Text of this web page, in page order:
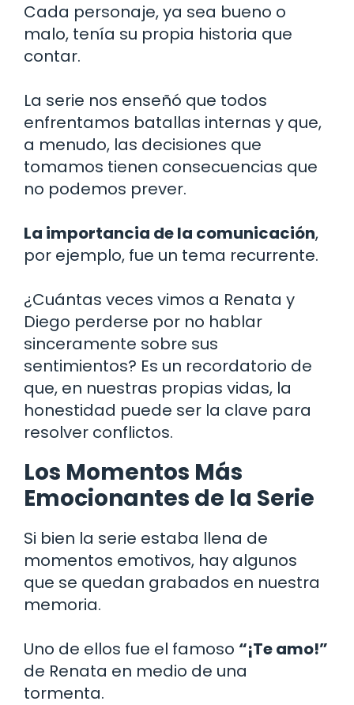
Cada personaje, ya sea bueno o
malo, tenía su propia historia que
contar.
La serie nos enseñó que todos
enfrentamos batallas internas y que,
a menudo, las decisiones que
tomamos tienen consecuencias que
no podemos prever.
La importancia de la comunicación,
por ejemplo, fue un tema recurrente.
¿Cuántas veces vimos a Renata y
Diego perderse por no hablar
sinceramente sobre sus
sentimientos? Es un recordatorio de
que, en nuestras propias vidas, la
honestidad puede ser la clave para
resolver conflictos.
Los Momentos Más
Emocionantes de la Serie
Si bien la serie estaba llena de
momentos emotivos, hay algunos
que se quedan grabados en nuestra
memoria.
Uno de ellos fue el famoso “¡Te amo!”
de Renata en medio de una
tormenta.